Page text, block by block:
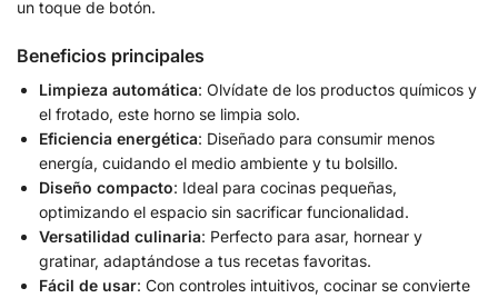
un toque de botón.
Beneficios principales
Limpieza automática: Olvídate de los productos químicos y
el frotado, este horno se limpia solo.
Eficiencia energética: Diseñado para consumir menos
energía, cuidando el medio ambiente y tu bolsillo.
Diseño compacto: Ideal para cocinas pequeñas,
optimizando el espacio sin sacrificar funcionalidad.
Versatilidad culinaria: Perfecto para asar, hornear y
gratinar, adaptándose a tus recetas favoritas.
Fácil de usar: Con controles intuitivos, cocinar se convierte